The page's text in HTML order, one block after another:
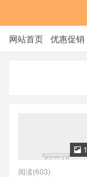
网站首页 优惠促销
 1
阅读(603)